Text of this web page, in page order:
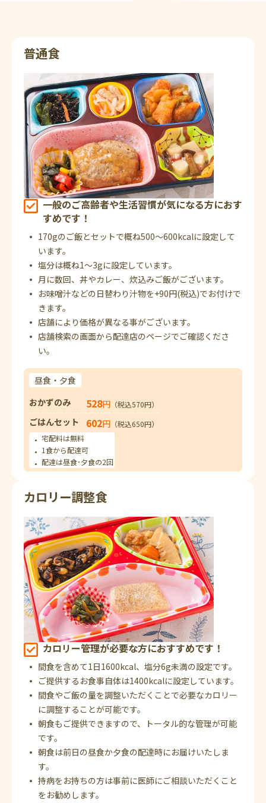
普通食
一般のご高齢者や生活習慣が気になる方におす
すめです！
170gのご飯とセットで概ね500～600kcalに設定して
います。
塩分は概ね1～3gに設定しています。
月に数回、丼やカレー、炊込みご飯がございます。
お味噌汁などの日替わり汁物を+90円(税込)でお付けで
きます。
店舗により価格が異なる事がございます。
店舗検索の画面から配達店のページでご確認くださ
い。
昼食・夕食
おかずのみ
528円 （税込570円）
ごはんセット 602円 （税込650円）
宅配料は無料
1食から配達可
配達は昼食･夕食の2回
カロリー調整食
カロリー管理が必要な方におすすめです！
間食を含めて1日1600kcal、塩分6g未満の設定です。
ご提供するお食事自体は1400kcalに設定しています。
間食やご飯の量を調整いただくことで必要なカロリー
に調整することが可能です。
朝食もご提供できますので、トータル的な管理が可能
です。
朝食は前日の昼食か夕食の配達時にお届けいたしま
す。
持病をお持ちの方は事前に医師にご相談いただくこと
をお勧めします。